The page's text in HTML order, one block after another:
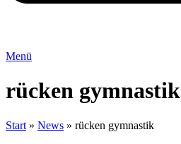
Menü
rücken gymnastik
Start » News » rücken gymnastik